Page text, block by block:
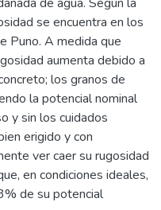
se encuentra en los
Puno. A medida que
aumenta debido a
los granos de
la potencial nominal
y sin los cuidados
erigido y con
ver caer su rugosidad
en condiciones ideales,
de su potencial